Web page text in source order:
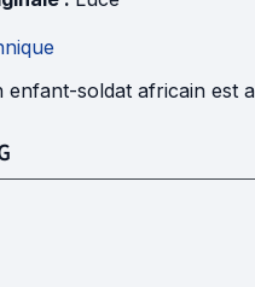
enfant-soldat africain est